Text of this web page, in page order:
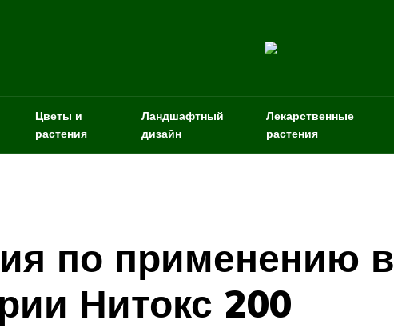
Цветы и
растения
Ландшафтный
дизайн
Лекарственные
растения
по применению в
Нитокс 200